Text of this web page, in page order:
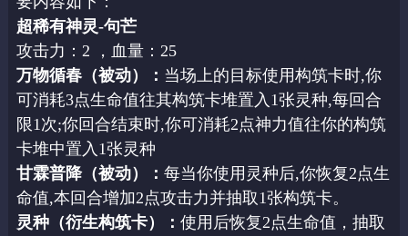
超稀有神灵-句芒
攻击力：2 ，血量：25
万物循春（被动）： 当场上的目标使用构筑卡时,你
可消耗3点生命值往其构筑卡堆置入1张灵种,每回合
限1次;你回合结束时,你可消耗2点神力值往你的构筑
卡堆中置入1张灵种
甘霖普降（被动）： 每当你使用灵种后,你恢复2点生
命值,本回合增加2点攻击力并抽取1张构筑卡。
灵种（衍生构筑卡）： 使用后恢复2点生命值，抽取